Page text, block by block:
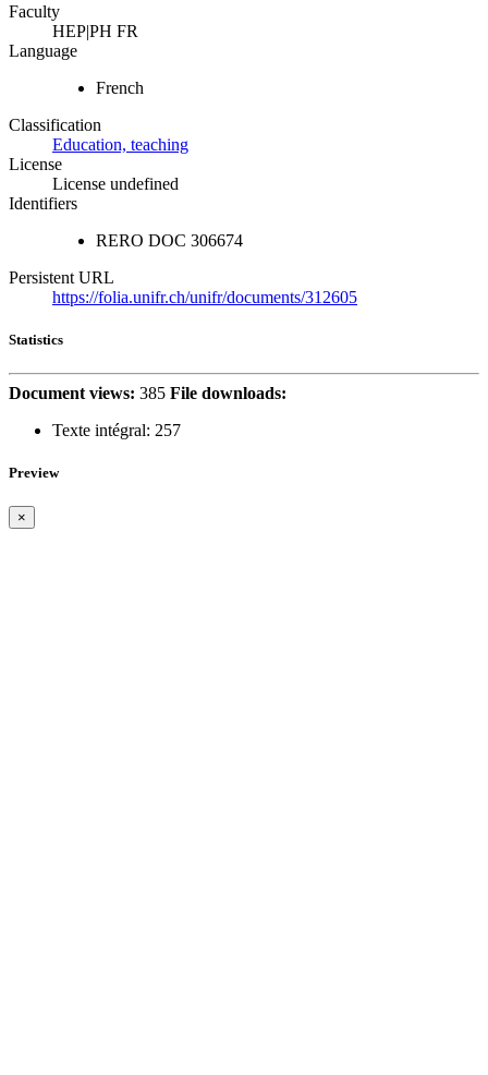
Faculty
HEP|PH FR
Language
French
Classification
Education, teaching
License
License undefined
Identifiers
RERO DOC 306674
Persistent URL
https://folia.unifr.ch/unifr/documents/312605
Statistics
Document views: 385 File downloads:
Texte intégral: 257
Preview
×